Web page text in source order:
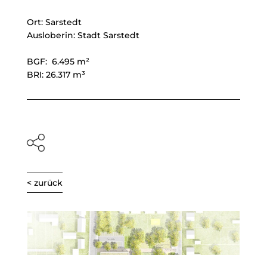
Ort: Sarstedt
Ausloberin: Stadt Sarstedt
BGF: 6.495 m²
BRI: 26.317 m³
< zurück